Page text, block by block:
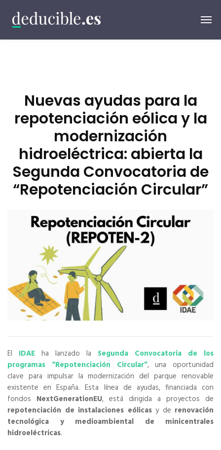
Nuevas ayudas para la
repotenciación eólica y la
modernización
hidroeléctrica: abierta la
Segunda Convocatoria de
“Repotenciación Circular”
El IDAE ha lanzado la Segunda Convocatoria de los
programas “Repotenciación Circular”, una oportunidad
clave para impulsar la modernización del parque renovable
existente en España. Esta línea de ayudas, financiada con
fondos NextGenerationEU, está dirigida a proyectos de
repotenciación de instalaciones eólicasy de renovación
tecnológica y medioambiental de minicentrales
hidroeléctricas.